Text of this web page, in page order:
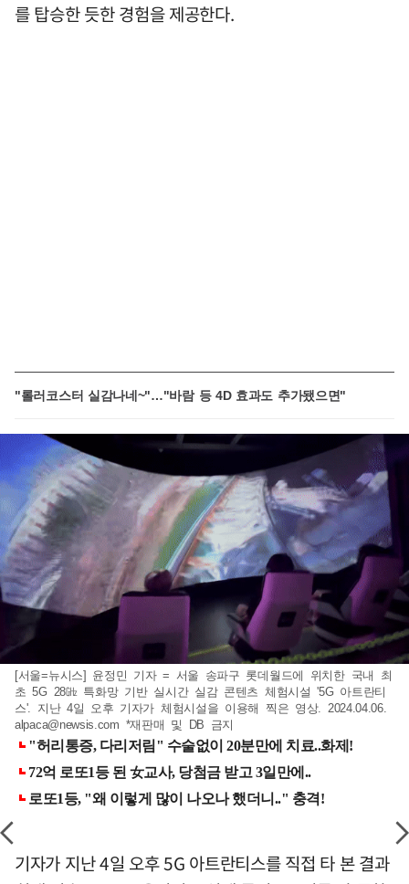
를 탑승한 듯한 경험을 제공한다.
"롤러코스터 실감나네~"…"바람 등 4D 효과도 추가됐으면"
[서울=뉴시스] 윤정민 기자 = 서울 송파구 롯데월드에 위치한 국내 최
초 5G 28㎓ 특화망 기반 실시간 실감 콘텐츠 체험시설 '5G 아트란티
스'. 지난 4일 오후 기자가 체험시설을 이용해 찍은 영상. 2024.04.06.
alpaca@newsis.com *재판매 및 DB 금지
기자가 지난 4일 오후 5G 아트란티스를 직접 타 본 결과